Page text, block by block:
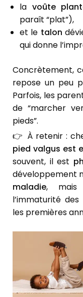
la voûte
paraît “plat”),
et le talon
qui donne
Concrètement,
repose un peu
Parfois, les
de “marcher
pieds”.
👉 À retenir :
pied valgus est
souvent, il est
développement
maladie, mais
l’immaturité
les premières